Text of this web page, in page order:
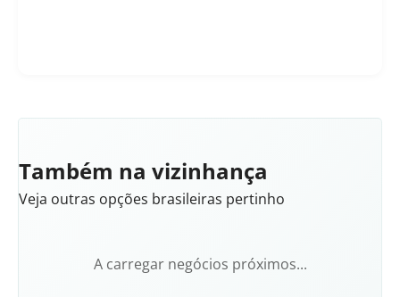
Também na vizinhança
Veja outras opções brasileiras pertinho
A carregar negócios próximos...